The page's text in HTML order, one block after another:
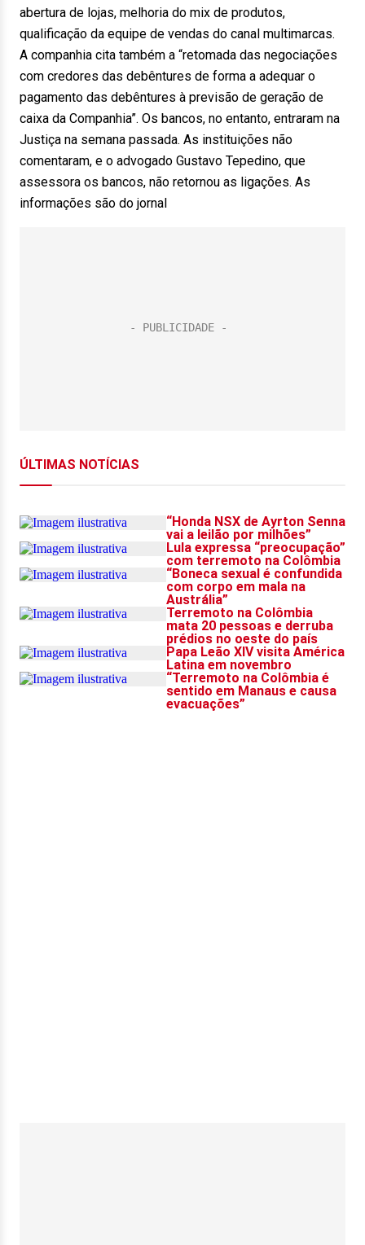
abertura de lojas, melhoria do mix de produtos,
qualificação da equipe de vendas do canal multimarcas.
A companhia cita também a “retomada das negociações
com credores das debêntures de forma a adequar o
pagamento das debêntures à previsão de geração de
caixa da Companhia”. Os bancos, no entanto, entraram na
Justiça na semana passada. As instituições não
comentaram, e o advogado Gustavo Tepedino, que
assessora os bancos, não retornou as ligações. As
informações são do jornal